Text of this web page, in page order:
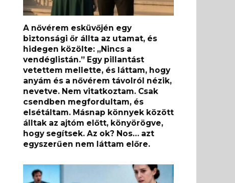
A nővérem esküvőjén egy
biztonsági őr állta az utamat, és
hidegen közölte: „Nincs a
vendéglistán.” Egy pillantást
vetettem mellette, és láttam, hogy
anyám és a nővérem távolról nézik,
nevetve. Nem vitatkoztam. Csak
csendben megfordultam, és
elsétáltam. Másnap könnyek között
álltak az ajtóm előtt, könyörögve,
hogy segítsek. Az ok? Nos… azt
egyszerűen nem láttam előre.